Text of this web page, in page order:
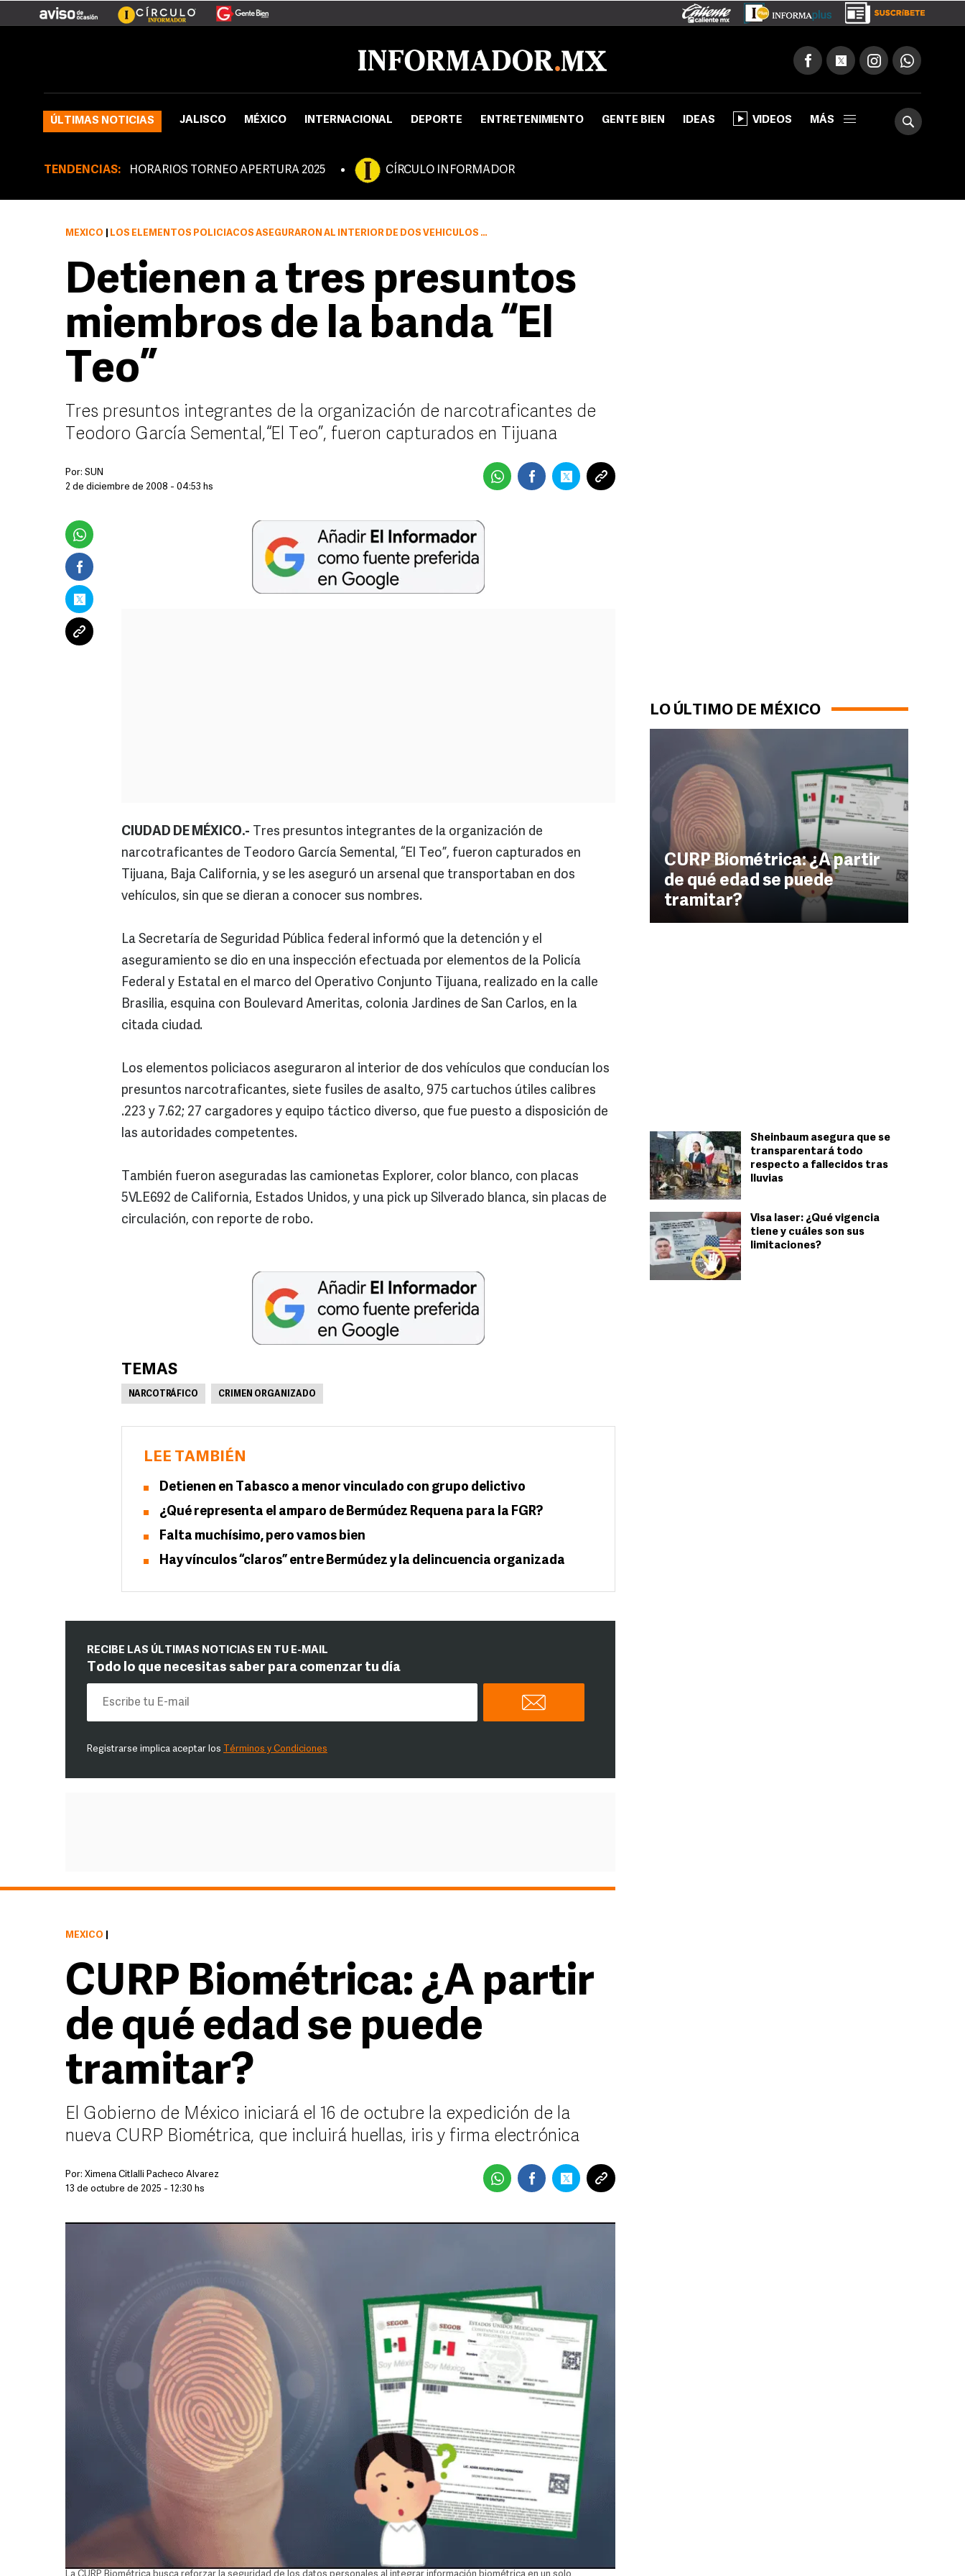
ÚLTIMAS NOTICIAS JALISCO MÉXICO INTERNACIONAL DEPORTE ENTRETENIMIENTO GENTE BIEN IDEAS VIDEOS MÁS
TENDENCIAS: HORARIOS TORNEO APERTURA 2025 CÍRCULO INFORMADOR
LO ÚLTIMO DE MÉXICO
CURP Biométrica: ¿A partir
de qué edad se puede
tramitar?
Sheinbaum asegura que se
transparentará todo
respecto a fallecidos tras
lluvias
Visa laser: ¿Qué vigencia
tiene y cuáles son sus
limitaciones?
MÉXICO LOS ELEMENTOS POLICIACOS ASEGURARON AL INTERIOR DE DOS VEHÍCULOS QUE CONDUCÍAN LOS PRESUNTOS NARCOTRAFICANTES
Detienen a tres presuntos
miembros de la banda “El
Teo”
Tres presuntos integrantes de la organización de narcotraficantes de
Teodoro García Semental, “El Teo”, fueron capturados en Tijuana
Por: SUN
2 de diciembre de 2008 - 04:53 hs
CIUDAD DE MÉXICO.- Tres presuntos integrantes de la organización de
narcotraficantes de Teodoro García Semental, “El Teo”, fueron capturados en
Tijuana, Baja California, y se les aseguró un arsenal que transportaban en dos
vehículos, sin que se dieran a conocer sus nombres.
La Secretaría de Seguridad Pública federal informó que la detención y el
aseguramiento se dio en una inspección efectuada por elementos de la Policía
Federal y Estatal en el marco del Operativo Conjunto Tijuana, realizado en la calle
Brasilia, esquina con Boulevard Ameritas, colonia Jardines de San Carlos, en la
citada ciudad.
Los elementos policiacos aseguraron al interior de dos vehículos que conducían los
presuntos narcotraficantes, siete fusiles de asalto, 975 cartuchos útiles calibres
.223 y 7.62; 27 cargadores y equipo táctico diverso, que fue puesto a disposición de
las autoridades competentes.
También fueron aseguradas las camionetas Explorer, color blanco, con placas
5VLE692 de California, Estados Unidos, y una pick up Silverado blanca, sin placas de
circulación, con reporte de robo.
TEMAS
NARCOTRÁFICO CRIMEN ORGANIZADO
LEE TAMBIÉN
Detienen en Tabasco a menor vinculado con grupo delictivo
¿Qué representa el amparo de Bermúdez Requena para la FGR?
Falta muchísimo, pero vamos bien
Hay vínculos “claros” entre Bermúdez y la delincuencia organizada
RECIBE LAS ÚLTIMAS NOTICIAS EN TU E-MAIL
Todo lo que necesitas saber para comenzar tu día
Registrarse implica aceptar los Términos y Condiciones
MÉXICO
CURP Biométrica: ¿A partir
de qué edad se puede
tramitar?
El Gobierno de México iniciará el 16 de octubre la expedición de la
nueva CURP Biométrica, que incluirá huellas, iris y firma electrónica
Por: Ximena Citlalli Pacheco Álvarez
13 de octubre de 2025 - 12:30 hs